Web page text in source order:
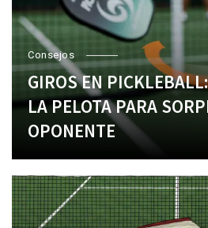
Consejos
GIROS EN
LA PELOTA PARA
OPONENTE